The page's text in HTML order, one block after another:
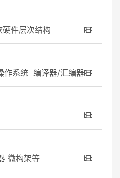
硬件层次结构
作系统 编译器/汇编器
微构架等